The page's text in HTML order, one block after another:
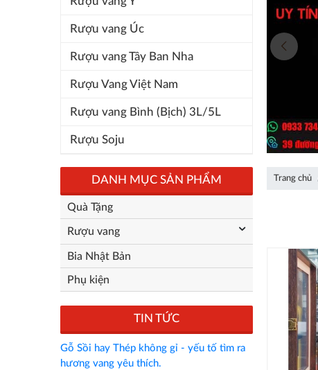
Rượu vang Úc
Rượu vang Tây Ban Nha
Rượu Vang Việt Nam
Rượu vang Bình (Bịch) 3L/5L
Rượu Soju
Trang chủ
DANH MỤC SẢN PHẨM
Quà Tặng
Rượu vang
Bia Nhật Bản
Phụ kiện
TIN TỨC
Gỗ Sồi hay Thép không gỉ - yếu tố tìm ra
hương vang yêu thích.